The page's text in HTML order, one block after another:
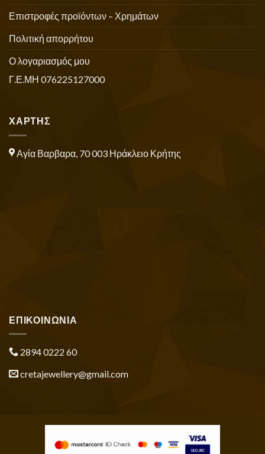
Επιστροφές προϊόντων – Χρημάτων
Πολιτική απορρήτου
Ο λογαριασμός μου
Γ.Ε.ΜΗ 076225127000
ΧΑΡΤΗΣ
Αγία Βαρβαρα, 70 003 Ηράκλειο Κρήτης
ΕΠΙΚΟΙΝΩΝΙΑ
2894 0222 60
cretajewellery@gmail.com